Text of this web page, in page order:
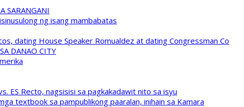
SARANGANI
ng isang mambabatas
dating House Speaker Romualdez at dating Congressman Co
DANAO CITY
ES Recto, nagsisisi sa pagkakadawit nito sa isyu
textbook sa pampublikong paaralan, inihain sa Kamara